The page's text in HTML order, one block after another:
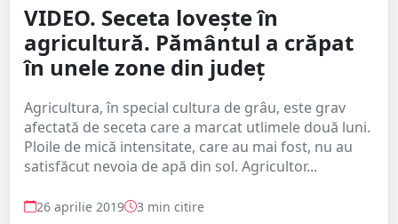
VIDEO. Seceta lovește în
agricultură. Pământul a crăpat
în unele zone din județ
Agricultura, în special cultura de grâu, este grav
afectată de seceta care a marcat utlimele două luni.
Ploile de mică intensitate, care au mai fost, nu au
satisfăcut nevoia de apă din sol. Agricultor...
26 aprilie 2019 3 min citire